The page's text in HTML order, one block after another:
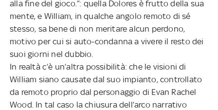
alla fine del gioco.”: quella Dolores è frutto della sua
mente, e William, in qualche angolo remoto di sé
stesso, sa bene di non meritare alcun perdono,
motivo per cui si auto-condanna a vivere il resto dei
suoi giorni nel dubbio.
In realtà c’è un’altra possibilità: che le visioni di
William siano causate dal suo impianto, controllato
da remoto proprio dal personaggio di Evan Rachel
Wood. In tal caso la chiusura dell’arco narrativo